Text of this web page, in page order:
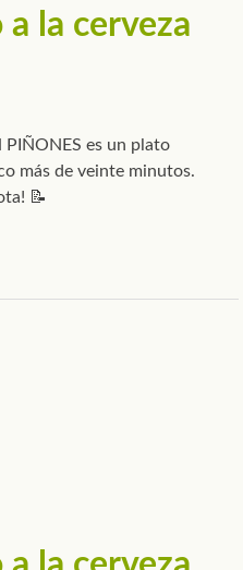
a la cerveza
PIÑONES es un plato
más de veinte minutos.
📝